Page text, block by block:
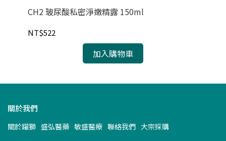
CH2 玻尿酸私密淨嫩精露 150ml
NT$522
加入購物車
關於我們
關於躍獅 盛弘醫藥 敏盛醫療 聯絡我們 大宗採購